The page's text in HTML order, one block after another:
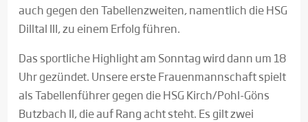
auch gegen den Tabellenzweiten, namentlich die HSG
Dilltal III, zu einem Erfolg führen.
Das sportliche Highlight am Sonntag wird dann um 18
Uhr gezündet. Unsere erste Frauenmannschaft spielt
als Tabellenführer gegen die HSG Kirch/Pohl-Göns
Butzbach II, die auf Rang acht steht. Es gilt zwei